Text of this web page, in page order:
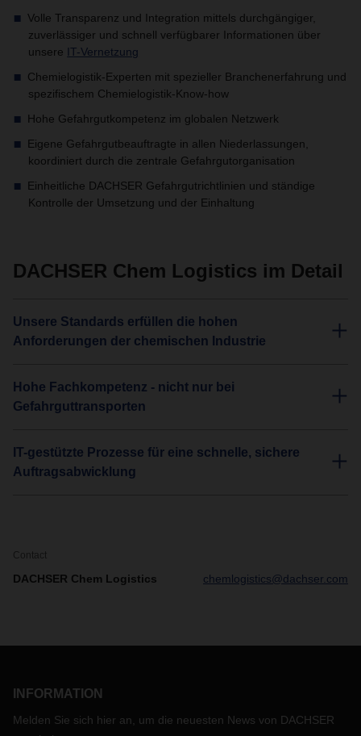
Volle Transparenz und Integration mittels durchgängiger,
zuverlässiger und schnell verfügbarer Informationen über
unsere IT-Vernetzung
Chemielogistik-Experten mit spezieller Branchenerfahrung und
spezifischem Chemielogistik-Know-how
Hohe Gefahrgutkompetenz im globalen Netzwerk
Eigene Gefahrgutbeauftragte in allen Niederlassungen,
koordiniert durch die zentrale Gefahrgutorganisation
Einheitliche DACHSER Gefahrgutrichtlinien und ständige
Kontrolle der Umsetzung und der Einhaltung
DACHSER Chem Logistics im Detail
Unsere Standards erfüllen die hohen
Anforderungen der chemischen Industrie
Hohe Fachkompetenz - nicht nur bei
Gefahrguttransporten
IT-gestützte Prozesse für eine schnelle, sichere
Auftragsabwicklung
Contact
DACHSER Chem Logistics chemlogistics@dachser.com
INFORMATION
Melden Sie sich hier an, um die neuesten News von DACHSER